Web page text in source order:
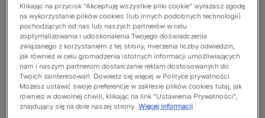
Felix® mokra karma dla kotów
Felix® Fantastic Wiejskie Smaki w galaretce
wołowina i kurczak
Jeszcze nie dodano głosów
Dostępne rozmiary: 4x85g
Klikając na przycisk “Akceptuję wszystkie pliki cookie” wyrażasz zgodę
na wykorzystanie plików cookies (lub innych podobnych technologii)
pochodzących od nas lub naszych partnerów w celu
zoptymalizowania i udoskonalenia Twojego doświadczenia
związanego z korzystaniem z tej strony, mierzenia liczby odwiedzin,
jak również w celu gromadzenia istotnych informacji umożliwiających
nam i naszym partnerom dostarczanie reklam dostosowanych do
Twoich zainteresowań. Dowiedz się więcej w Polityce prywatności.
Możesz ustawić swoje preferencje w zakresie plików cookies tutaj, jak
również w dowolnej chwili, klikając na link "Ustawienia Prywatności",
znajdujący się na dole naszej strony. Więcej informacji